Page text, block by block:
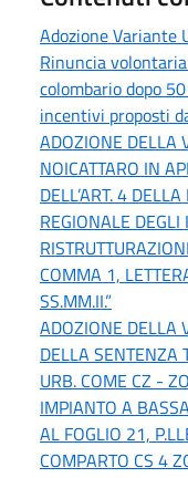
Adozione Variante
Rinuncia
colombario dopo
incentivi proposti
ADOZIONE DELLA
NOICATTARO IN
DELL’ART. 4
REGIONALE DEGLI
COMMA 1,
SS.MM.II.”
ADOZIONE DELLA
DELLA
URB. COME CZ -
IMPIANTO A
AL FOGLIO 21,
COMPARTO CS 4